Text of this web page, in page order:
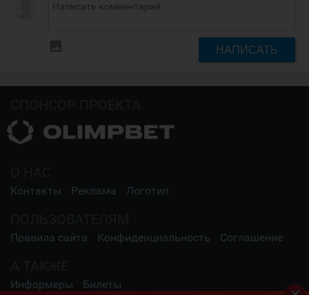
НАПИСАТЬ
Контакты Реклама Логотип
Правила сайта Конфиденциальность Соглашение
Информеры Билеты